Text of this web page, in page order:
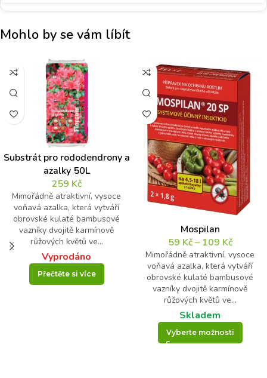
Mohlo by se vám líbít
Substrát pro rododendrony a
azalky 50L
259 Kč
Mimořádně atraktivní, vysoce
voňavá azalka, která vytváří
obrovské kulaté bambusové
vazníky dvojitě karmínově
růžových květů ve...
Vyprodáno
Přečtěte si více
Mospilan
59 Kč– 109 Kč
Mimořádně atraktivní, vysoce
voňavá azalka, která vytváří
obrovské kulaté bambusové
vazníky dvojitě karmínově
růžových květů ve...
Skladem
Vyberte možnosti